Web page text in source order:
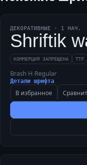
ДЕКОРАТИВНЫЕ · 1 НАЧ.
Shriftik
КОММЕРЦИЯ ЗАПРЕЩЕНА TTF
Brash H Regular
Детали шрифта
В избранное